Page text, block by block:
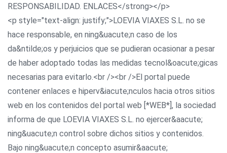
RESPONSABILIDAD. ENLACES</strong></p>
<p style="text-align: justify;">LOEVIA VIAXES S.L. no se
hace responsable, en ning&uacute;n caso de los
da&ntilde;os y perjuicios que se pudieran ocasionar a pesar
de haber adoptado todas las medidas tecnol&oacute;gicas
necesarias para evitarlo.<br /><br />El portal puede
contener enlaces e hiperv&iacute;nculos hacia otros sitios
web en los contenidos del portal web [*WEB*], la sociedad
informa de que LOEVIA VIAXES S.L. no ejercer&aacute;
ning&uacute;n control sobre dichos sitios y contenidos.
Bajo ning&uacute;n concepto asumir&aacute;